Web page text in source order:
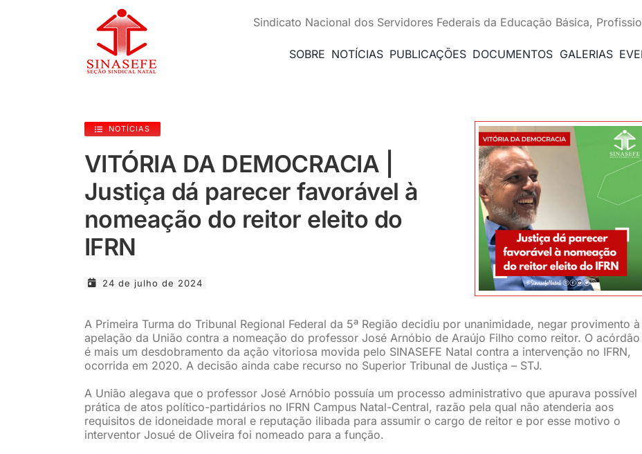
Sindicato Nacional dos Servidores Federais da Educação Básica,
SOBRE NOTÍCIAS PUBLICAÇÕES DOCUMENTOS GALERIAS
NOTÍCIAS
VITÓRIA DA DEMOCRACIA |
Justiça dá parecer favorável à
nomeação do reitor eleito do
IFRN
24 de julho de 2024
A Primeira Turma do Tribunal Regional Federal da 5ª Região decidiu por unanimidade, negar provimento à
apelação da União contra a nomeação do professor José Arnóbio de Araújo Filho como reitor. O acórdão
é mais um desdobramento da ação vitoriosa movida pelo SINASEFE Natal contra a intervenção no IFRN,
ocorrida em 2020. A decisão ainda cabe recurso no Superior Tribunal de Justiça – STJ.
A União alegava que o professor José Arnóbio possuía um processo administrativo que apurava possível
prática de atos político-partidários no IFRN Campus Natal-Central, razão pela qual não atenderia aos
requisitos de idoneidade moral e reputação ilibada para assumir o cargo de reitor e por esse motivo o
interventor Josué de Oliveira foi nomeado para a função.